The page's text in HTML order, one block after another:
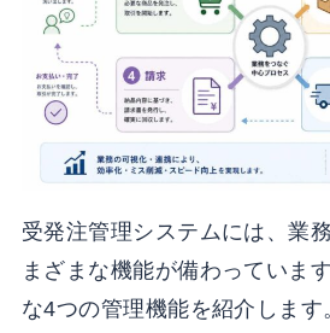
受発注管理システムには、業
まざまな機能が備わっていま
な4つの管理機能を紹介しま